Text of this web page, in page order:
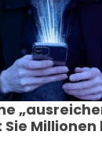
Millionen